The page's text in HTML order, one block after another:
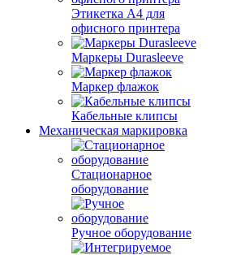
Этикетка А4 для
офисного принтера
Маркеры Durasleeve
Маркер флажок
Кабельные клипсы
Механическая маркировка
Стационарное
оборудование
Ручное оборудование